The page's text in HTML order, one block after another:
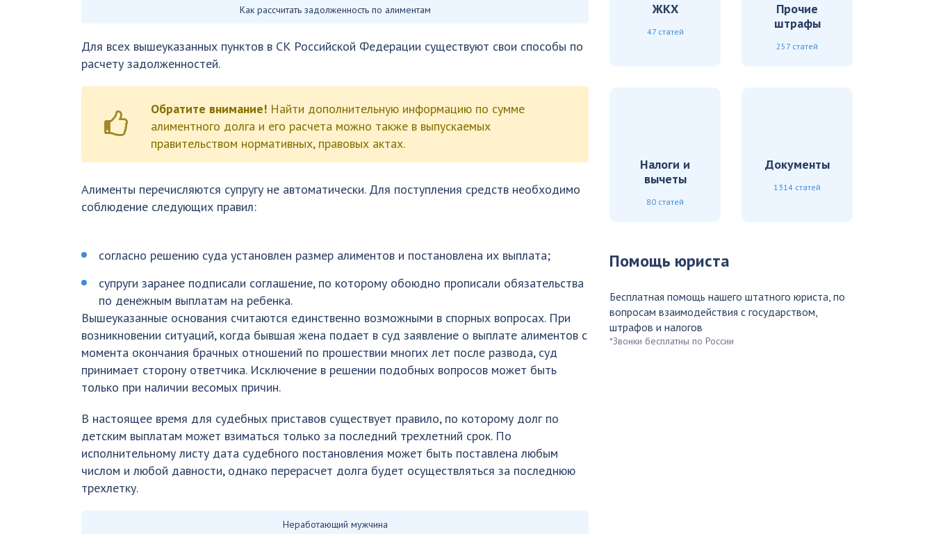
Как рассчитать задолженность по алиментам
Для всех вышеуказанных пунктов в СК Российской Федерации существуют свои способы по
расчету задолженностей.
Обратите внимание! Найти дополнительную информацию по сумме
алиментного долга и его расчета можно также в выпускаемых
правительством нормативных, правовых актах.
Алименты перечисляются супругу не автоматически. Для поступления средств необходимо
соблюдение следующих правил:
согласно решению суда установлен размер алиментов и постановлена их выплата;
супруги заранее подписали соглашение, по которому обоюдно прописали обязательства
по денежным выплатам на ребенка.
Вышеуказанные основания считаются единственно возможными в спорных вопросах. При
возникновении ситуаций, когда бывшая жена подает в суд заявление о выплате алиментов с
момента окончания брачных отношений по прошествии многих лет после развода, суд
принимает сторону ответчика. Исключение в решении подобных вопросов может быть
только при наличии весомых причин.
В настоящее время для судебных приставов существует правило, по которому долг по
детским выплатам может взиматься только за последний трехлетний срок. По
исполнительному листу дата судебного постановления может быть поставлена любым
числом и любой давности, однако перерасчет долга будет осуществляться за последнюю
трехлетку.
Неработающий мужчина
ЖКХ
47 статей
Прочие
штрафы
257 статей
Налоги и
вычеты
80 статей
Документы
1314 статей
Помощь юриста
Бесплатная помощь нашего штатного юриста, по
вопросам взаимодействия с государством,
штрафов и налогов
*Звонки бесплатны по России